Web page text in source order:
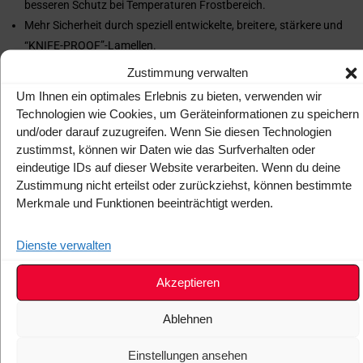
Zustimmung verwalten
Um Ihnen ein optimales Erlebnis zu bieten, verwenden wir
Technologien wie Cookies, um Geräteinformationen zu speichern
und/oder darauf zuzugreifen. Wenn Sie diesen Technologien
zustimmst, können wir Daten wie das Surfverhalten oder
eindeutige IDs auf dieser Website verarbeiten. Wenn du deine
Zustimmung nicht erteilst oder zurückziehst, können bestimmte
Merkmale und Funktionen beeinträchtigt werden.
Dienste verwalten
Akzeptieren
Ablehnen
Einstellungen ansehen
besseren Schutz bei Temperaturen Frostbereich.
Mehr Sicherheit durch speziell entwickelte, breitere, stärkere und
“KNIFE-PROOF”-Lamellen.
2 speziell entwickelte Φ20-Abflusssysteme mit 2
Bereich des Rollokastens sorgen für vollständige Entwässerung
(60 Liter/Minute).
Ein innovatives Design der hinteren Lamelle in Kombination mit
den kleinsten Abmessungen des Rollokastens (20cm x 23cm)
bietet den Vorteil, dass die Nettoladekapazität sowohl in der
Länge als auch in der Höhe maximiert wird.
einen einfachen Zugang und eine einfache Kontrolle des Tessera
SE Rollverdecks.
Der Oberflächenschutz besteht aus der neuesten Generation von
speziellen Öfen für 15 Minuten bei 190 °C aufgetragen.